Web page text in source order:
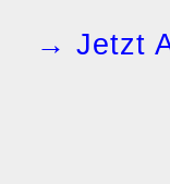
→ Jetzt